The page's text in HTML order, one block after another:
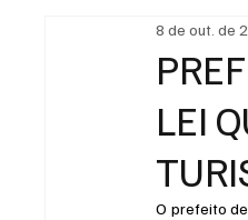
Economia Vale
LEI
8 de out. de
O prefeito